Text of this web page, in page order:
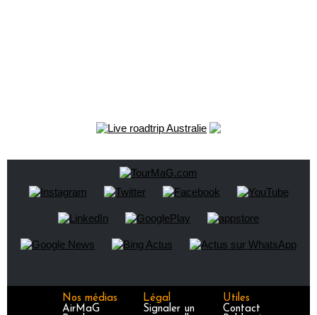
Nos médias
AirMaG
Légal
Signaler un
Utiles
Contact